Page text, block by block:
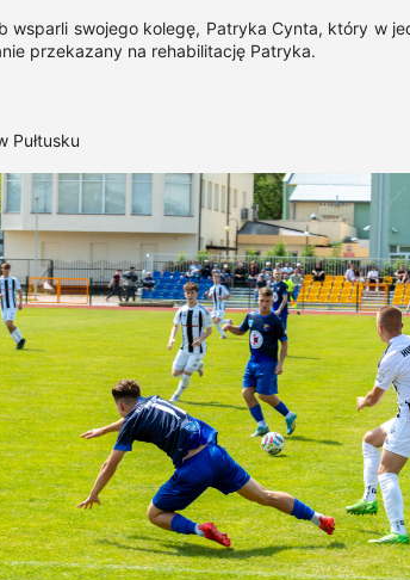
wsparli swojego kolegę, Patryka Cynta, który w
przekazany na rehabilitację Patryka.
Pułtusku